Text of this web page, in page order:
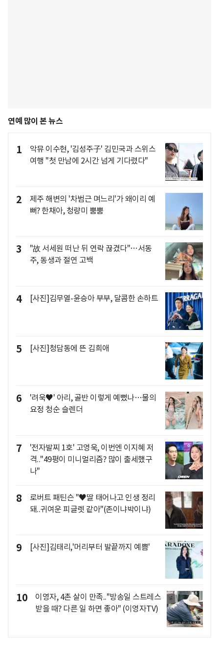
연예 많이 본 뉴스
1
악뮤 이수현, '김성주子' 김민국과 스위스
여행 "첫 만남에 2시간 넘게 기다렸다"
2
제주 해변의 '차범근 며느리'가 왜이리 예
뻐? 한채아, 청량미 뿜뿜
3
"故 서세원 떠난 뒤 연락 끊겼다"…서동
주, 동생과 절연 고백
4 [사진]김무열-윤승아 부부, 달콤한 손하트
5 [사진]청담동에 뜬 김희애
6
'려욱♥' 아리, 골반 이렇게 예뻤나…물의
요정 청순 슬렌더
7
'전자발찌 1호' 고영욱, 이번엔 이지혜 저
격.."49평이 미니멀리즘? 많이 출세했구
나"
8
로버트 패틴슨 "♥딸 태어나고 인생 정리
돼..귀여운 피글렛 같아"(존이냐박이냐)
9 [사진]김태리,'머리부터 발끝까지 예쁨'
10
이영자, 4촌 살이 만족.."방송일 스트레스
받을 때? 다른 일 하면 좋아" (이영자TV)